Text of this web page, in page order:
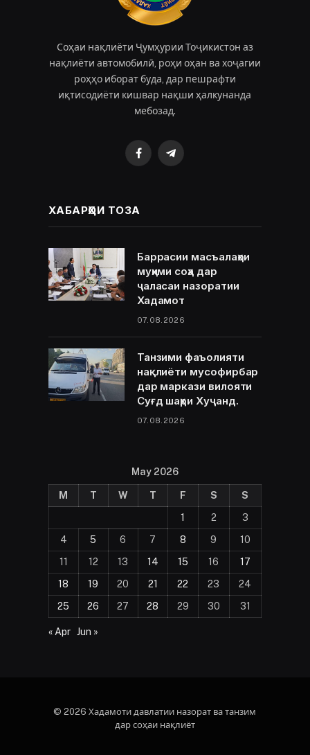
Соҳаи нақлиёти Ҷумҳурии Тоҷикистон аз
нақлиёти автомобилӣ, роҳи оҳан ва хоҷагии
роҳҳо иборат буда, дар пешрафти
иқтисодиёти кишвар нақши ҳалкунанда
мебозад.
FacebookTelegram
ХАБАРҲОИ ТОЗА
Баррасии масъалаҳои
муҳими соҳа дар
ҷаласаи назоратии
Хадамот
07.08.2026
Танзими фаъолияти
нақлиёти мусофирбар
дар маркази вилояти
Суғд шаҳри Хуҷанд.
07.08.2026
May 2026
M T W T F S
S
1
2
3
4
5 6 7 8 9
10
11
12 13 14 15 16
17
18
19 20 21 22 23
24
25
26 27 28 29 30 31
« Apr Jun »
© 2026 Хадамоти давлатии назорат ва танзим
дар соҳаи нақлиёт